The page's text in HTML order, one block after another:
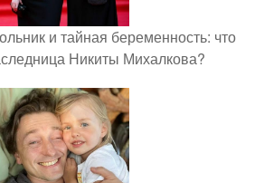
и тайная беременность: что
Никиты Михалкова?